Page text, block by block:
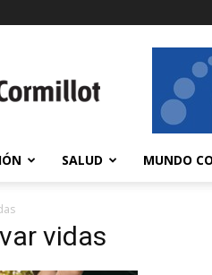
SALUD MUNDO
vidas